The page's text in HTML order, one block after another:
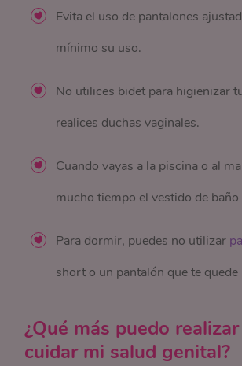
Evita el uso de pantalones
mínimo su uso.
No utilices bidet para higienizar
realices duchas vaginales.
Cuando vayas a la piscina o al
mucho tiempo el vestido de
Para dormir, puedes no utilizar
short o un pantalón que te quede
¿Qué más puedo
cuidar mi salud genital?